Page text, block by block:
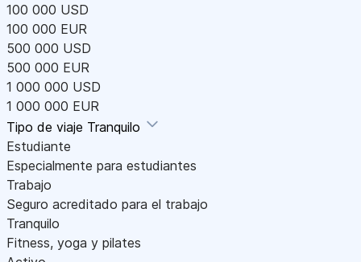
100 000 USD
100 000 EUR
500 000 USD
500 000 EUR
1 000 000 USD
1 000 000 EUR
Tipo de viaje Tranquilo
Estudiante
Especialmente para estudiantes
Trabajo
Seguro acreditado para el trabajo
Tranquilo
Fitness, yoga y pilates